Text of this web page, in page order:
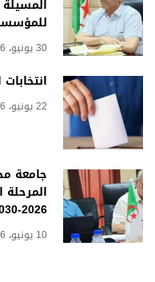
للمؤسسة 2026-
30 يونيو، 2026
22 يونيو، 2026
جامعة
2026-2030
10 يونيو، 2026